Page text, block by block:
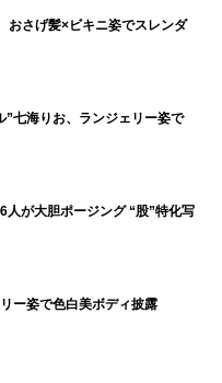
おさげ髪×ビキニ姿でスレンダ
”七海りお、ランジェリー姿で
人が大胆ポージング “股”特化写
ー姿で色白美ボディ披露